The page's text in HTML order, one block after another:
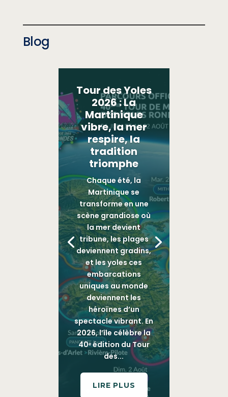
Blog
Tour des Yoles
2026 : La
Martinique
vibre, la mer
respire, la
tradition
triomphe
Chaque été, la
Martinique se
transforme en une
scène grandiose où
la mer devient
tribune, les plages
deviennent gradins,
et les yoles ces
embarcations
uniques au monde
deviennent les
héroïnes d’un
spectacle vibrant. En
2026, l’île célèbre la
40ᵉ édition du Tour
des...
LIRE PLUS